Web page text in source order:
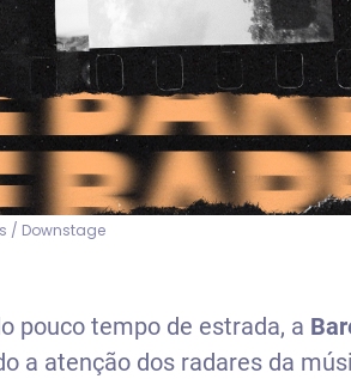
/ Downstage
pouco tempo de estrada, a
a atenção dos radares da